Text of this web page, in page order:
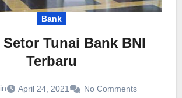
Bank
Setor Tunai Bank BNI
Terbaru
April 24, 2021 No Comments